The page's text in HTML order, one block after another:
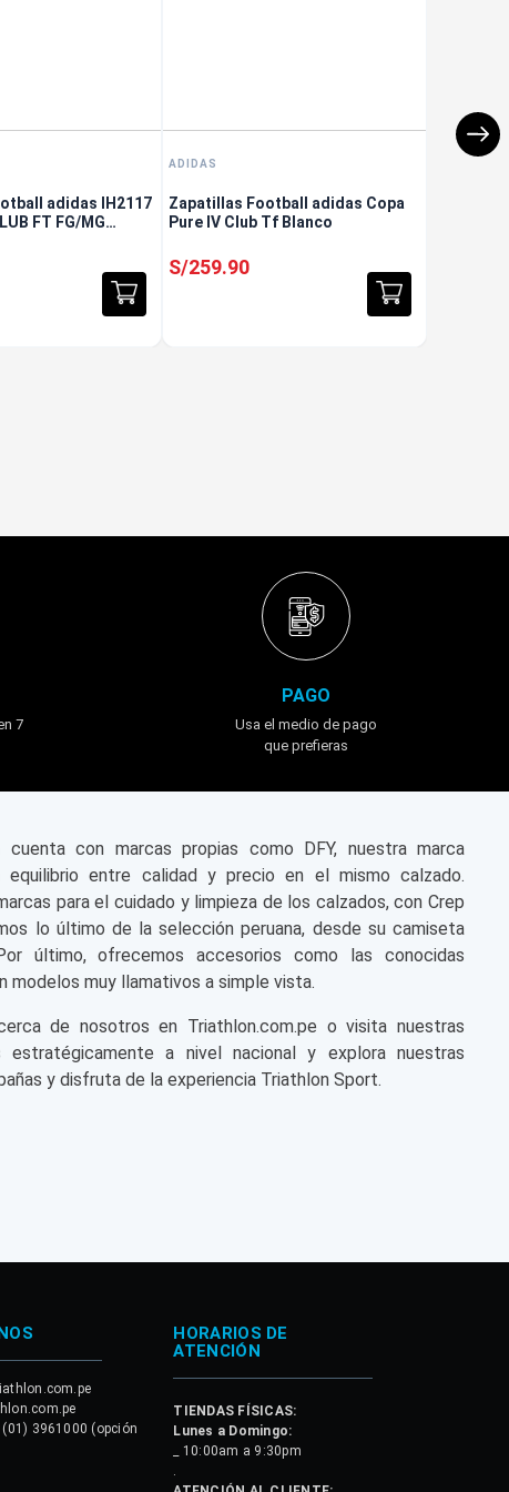
adidas IH2117
FT FG/MG
ADIDAS
Zapatillas Football adidas Copa
Pure IV Club Tf Blanco
S/259.90
7
PAGO
Usa el medio de pago
que prefieras
cuenta con marcas propias como DFY, nuestra marca
entre calidad y precio en el mismo calzado.
para el cuidado y limpieza de los calzados, con Crep
lo último de la selección peruana, desde su camiseta
último, ofrecemos accesorios como las conocidas
modelos muy llamativos a simple vista.
de nosotros en Triathlon.com.pe o visita nuestras
estratégicamente a nivel nacional y explora nuestras
y disfruta de la experiencia Triathlon Sport.
3961000 (opción
HORARIOS DE
ATENCIÓN
TIENDAS FÍSICAS:
Lunes a Domingo:
_ 10:00am a 9:30pm
.